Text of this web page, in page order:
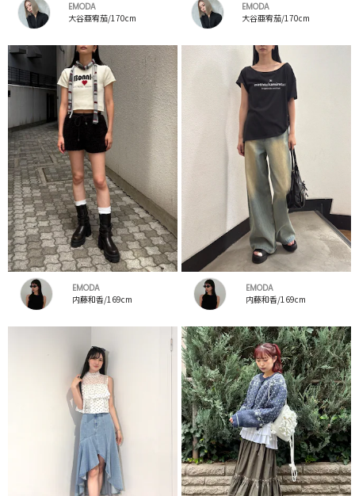
EMODA
大谷亜宥茄/170cm
EMODA
大谷亜宥茄/170cm
EMODA
内藤和香/169cm
EMODA
内藤和香/169cm